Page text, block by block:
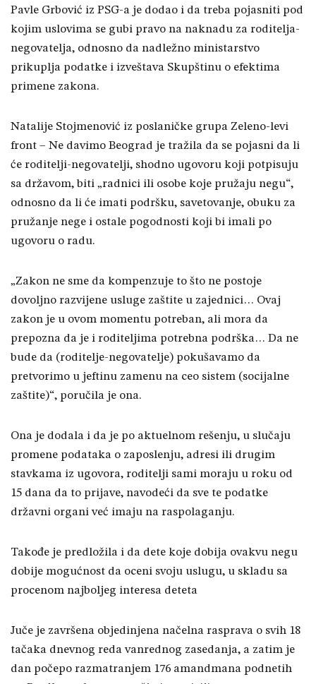
Pavle Grbović iz PSG-a je dodao i da treba pojasniti pod
kojim uslovima se gubi pravo na naknadu za roditelja-
negovatelja, odnosno da nadležno ministarstvo
prikuplja podatke i izveštava Skupštinu o efektima
primene zakona.
Natalije Stojmenović iz poslaničke grupa Zeleno-levi
front – Ne davimo Beograd je tražila da se pojasni da li
će roditelji-negovatelji, shodno ugovoru koji potpisuju
sa državom, biti „radnici ili osobe koje pružaju negu“,
odnosno da li će imati podršku, savetovanje, obuku za
pružanje nege i ostale pogodnosti koji bi imali po
ugovoru o radu.
„Zakon ne sme da kompenzuje to što ne postoje
dovoljno razvijene usluge zaštite u zajednici… Ovaj
zakon je u ovom momentu potreban, ali mora da
prepozna da je i roditeljima potrebna podrška… Da ne
bude da (roditelje-negovatelje) pokušavamo da
pretvorimo u jeftinu zamenu na ceo sistem (socijalne
zaštite)“, poručila je ona.
Ona je dodala i da je po aktuelnom rešenju, u slučaju
promene podataka o zaposlenju, adresi ili drugim
stavkama iz ugovora, roditelji sami moraju u roku od
15 dana da to prijave, navodeći da sve te podatke
državni organi već imaju na raspolaganju.
Takođe je predložila i da dete koje dobija ovakvu negu
dobije mogućnost da oceni svoju uslugu, u skladu sa
procenom najboljeg interesa deteta
Juče je završena objedinjena načelna rasprava o svih 18
tačaka dnevnog reda vanrednog zasedanja, a zatim je
dan počepo razmatranjem 176 amandmana podnetih